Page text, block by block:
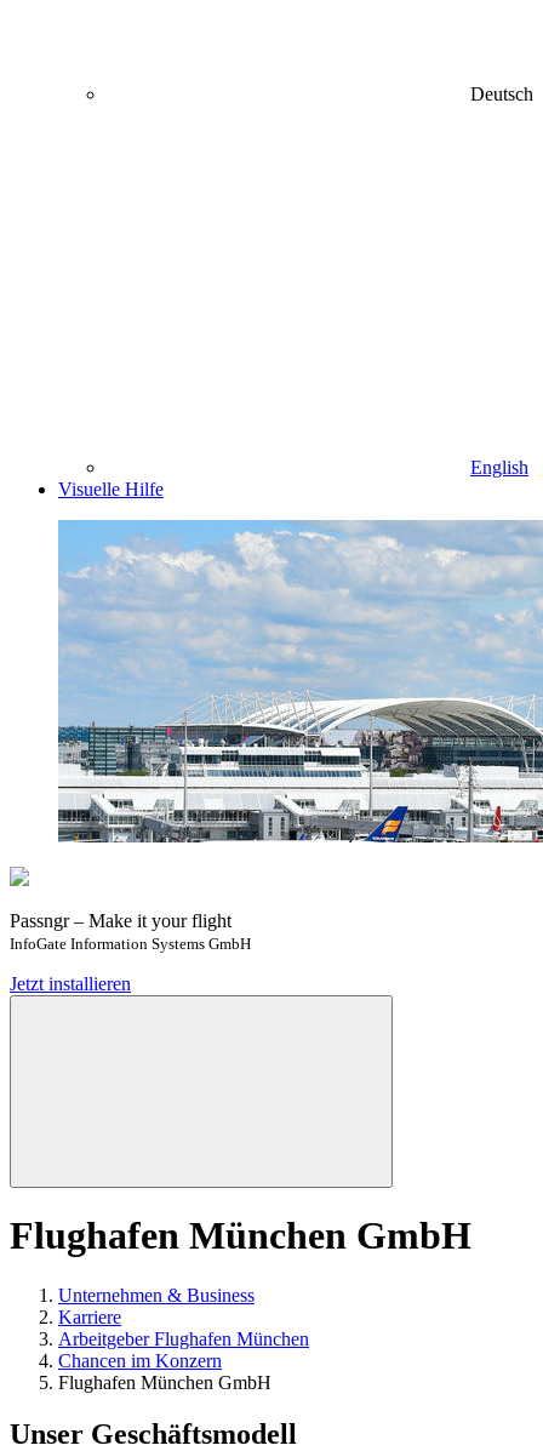
Deutsch
English
Visuelle Hilfe
Passngr – Make it your flight
InfoGate Information Systems GmbH
Jetzt installieren
Flughafen München GmbH
Unternehmen & Business
Karriere
Arbeitgeber Flughafen München
Chancen im Konzern
Flughafen München GmbH
Unser Geschäftsmodell